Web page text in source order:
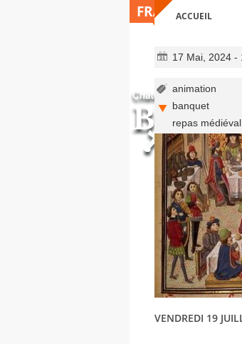
FRANÇAIS
ACCUEIL
17 Mai, 2024 -
animation
banquet
repas médiéval
VENDREDI 19